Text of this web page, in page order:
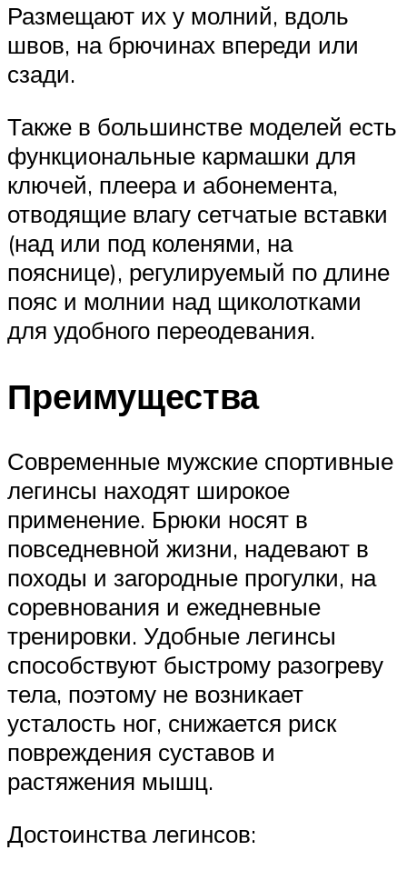
Размещают их у молний, вдоль
швов, на брючинах впереди или
сзади.
Также в большинстве моделей есть
функциональные кармашки для
ключей, плеера и абонемента,
отводящие влагу сетчатые вставки
(над или под коленями, на
пояснице), регулируемый по длине
пояс и молнии над щиколотками
для удобного переодевания.
Преимущества
Современные мужские спортивные
легинсы находят широкое
применение. Брюки носят в
повседневной жизни, надевают в
походы и загородные прогулки, на
соревнования и ежедневные
тренировки. Удобные легинсы
способствуют быстрому разогреву
тела, поэтому не возникает
усталость ног, снижается риск
повреждения суставов и
растяжения мышц.
Достоинства легинсов: